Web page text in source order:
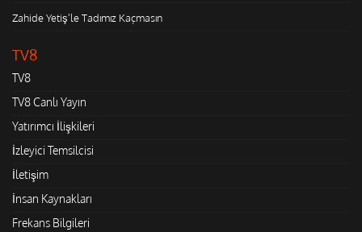
Zahide Yetiş'le Tadımız Kaçmasın
TV8
TV8
TV8 Canlı Yayın
Yatırımcı İlişkileri
İzleyici Temsilcisi
İletişim
İnsan Kaynakları
Frekans Bilgileri